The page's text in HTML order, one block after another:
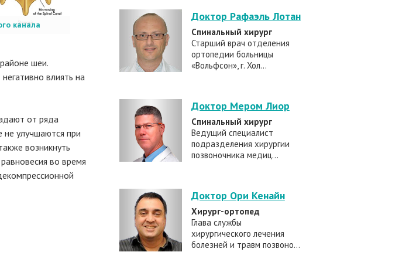
канала
шеи.
влиять на
от ряда
не улучшаются при
возникнуть
во время
Доктор Рафаэль Лотан
Спинальный хирург
Старший врач отделения
ортопедии больницы
«Вольфсон», г. Хол...
Доктор Мером Лиор
Спинальный хирург
Ведущий специалист
подразделения хирургии
позвоночника медиц...
Доктор Ори Кенайн
Хирург-ортопед
Глава службы
хирургического лечения
болезней и травм позвоно...